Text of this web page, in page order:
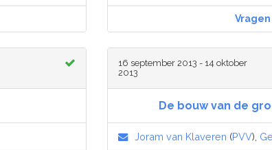
16 september 2013 - 14 oktober
2013
De bouw van de
Joram van Klaveren (PVV),